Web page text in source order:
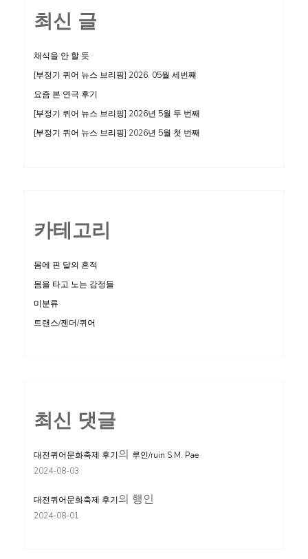
최신 글
채식을 안 할 듯
[부정기 퀴어 뉴스 브리핑] 2026. 05월 세번째
요즘 본 연극 후기
[부정기 퀴어 뉴스 브리핑] 2026년 5월 두 번째
[부정기 퀴어 뉴스 브리핑] 2026년 5월 첫 번째
카테고리
몸에 핀 달의 흔적
몸을 타고 노는 감정들
미분류
트랜스/젠더/퀴어
최신 댓글
대전퀴어문화축제 후기의 루인/ruin S.M. Pae
2024-08-03
대전퀴어문화축제 후기의 행인
2024-08-01